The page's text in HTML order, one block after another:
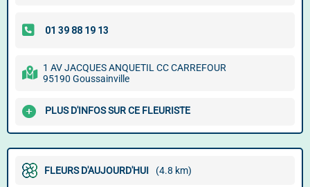
1 AV JACQUES ANQUETIL CC CARREFOUR
95190 Goussainville
PLUS D'INFOS SUR CE FLEURISTE
FLEURS D'AUJOURD'HUI (4.8 km)